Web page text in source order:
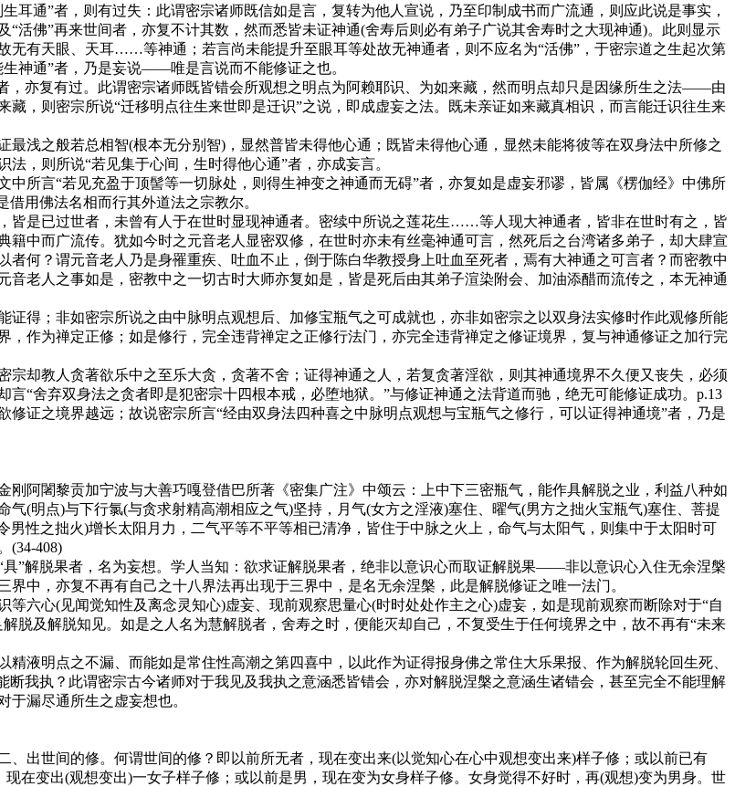
通”者，则有过失：此谓密宗诸师既信如是言，复转为他人宣说，乃至印制成书而广流通，则应此说是事实，
活佛”再来世间者，亦复不计其数，然而悉皆未证神通(舍寿后则必有弟子广说其舍寿时之大现神通)。此则显示
有天眼、天耳……等神通；若言尚未能提升至眼耳等处故无神通者，则不应名为“活佛”，于密宗道之生起次第
神通”者，乃是妄说——唯是言说而不能修证之也。
亦复有过。此谓密宗诸师既皆错会所观想之明点为阿赖耶识、为如来藏，然而明点却只是因缘所生之法——由
，则密宗所说“迁移明点往生来世即是迁识”之说，即成虚妄之法。既未亲证如来藏真相识，而言能迁识往生来
之般若总相智(根本无分别智)，显然普皆未得他心通；既皆未得他心通，显然未能将彼等在双身法中所修之
，则所说“若见集于心间，生时得他心通”者，亦成妄言。
言“若见充盈于顶髻等一切脉处，则得生神变之神通而无碍”者，亦复如是虚妄邪谬，皆属《楞伽经》中佛所
用佛法名相而行其外道法之宗教尔。
是已过世者，未曾有人于在世时显现神通者。密续中所说之莲花生……等人现大神通者，皆非在世时有之，皆
中而广流传。犹如今时之元音老人显密双修，在世时亦未有丝毫神通可言，然死后之台湾诸多弟子，却大肆宣
何？谓元音老人乃是身罹重疾、吐血不止，倒于陈白华教授身上吐血至死者，焉有大神通之可言者？而密教中
老人之事如是，密教中之一切古时大师亦复如是，皆是死后由其弟子渲染附会、加油添醋而流传之，本无神通
；非如密宗所说之由中脉明点观想后、加修宝瓶气之可成就也，亦非如密宗之以双身法实修时作此观修所能
作为禅定正修；如是修行，完全违背禅定之正修行法门，亦完全违背禅定之修证境界，复与神通修证之加行完
教人贪著欲乐中之至乐大贪，贪著不舍；证得神通之人，若复贪著淫欲，则其神通境界不久便又丧失，必须
“舍弃双身法之贪者即是犯密宗十四根本戒，必堕地狱。”与修证神通之法背道而驰，绝无可能修证成功。p.13
之境界越远；故说密宗所言“经由双身法四种喜之中脉明点观想与宝瓶气之修行，可以证得神通境”者，乃是
闍黎贡加宁波与大善巧嘎登借巴所著《密集广注》中颂云：上中下三密瓶气，能作具解脱之业，利益八种如
(明点)与下行氯(与贪求射精高潮相应之气)坚持，月气(女方之淫液)塞住、曜气(男方之拙火宝瓶气)塞住、菩提
性之拙火)增长太阳月力，二气平等不平等相已清净，皆住于中脉之火上，命气与太阳气，则集中于太阳时可
(34-408)
解脱果者，名为妄想。学人当知：欲求证解脱果者，绝非以意识心而取证解脱果——非以意识心入住无余涅槃
中，亦复不再有自己之十八界法再出现于三界中，是名无余涅槃，此是解脱修证之唯一法门。
(见闻觉知性及离念灵知心)虚妄、现前观察思量心(时时处处作主之心)虚妄，如是现前观察而断除对于“自
及解脱知见。如是之人名为慧解脱者，舍寿之时，便能灭却自己，不复受生于任何境界之中，故不再有“未来
明点之不漏、而能如是常住性高潮之第四喜中，以此作为证得报身佛之常住大乐果报、作为解脱轮回生死、
我执？此谓密宗古今诸师对于我见及我执之意涵悉皆错会，亦对解脱涅槃之意涵生诸错会，甚至完全不能理解
漏尽通所生之虚妄想也。
世间的修。何谓世间的修？即以前所无者，现在变出来(以觉知心在心中观想变出来)样子修；或以前已有
在变出(观想变出)一女子样子修；或以前是男，现在变为女身样子修。女身觉得不好时，再(观想)变为男身。世